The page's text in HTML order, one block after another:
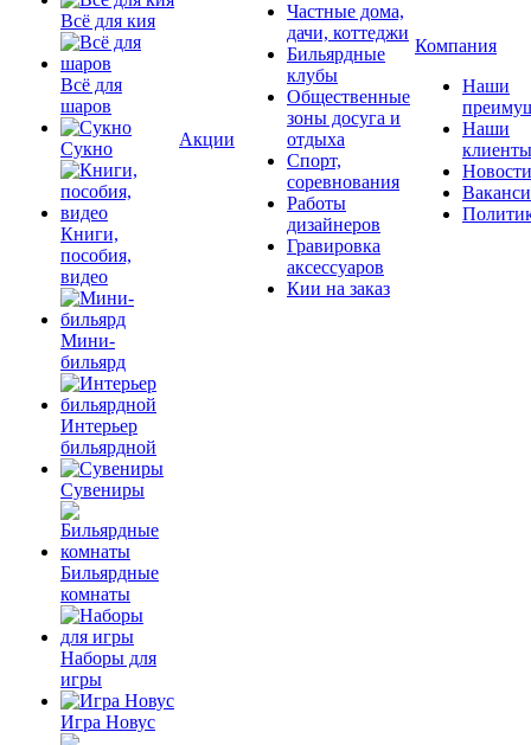
Всё для кия
Всё для
шаров
Сукно
Книги,
пособия,
видео
Мини-
бильярд
Интерьер
бильярдной
Сувениры
Бильярдные
комнаты
Наборы для
игры
Игра Новус
Акции
Частные дома,
дачи, коттеджи
Бильярдные
клубы
Общественные
зоны досуга и
отдыха
Спорт,
соревнования
Работы
дизайнеров
Гравировка
аксессуаров
Кии на заказ
Компания
Наши
Наши
клиенты
Новости